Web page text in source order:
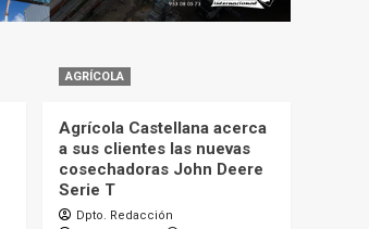
AGRÍCOLA
Agrícola Castellana acerca
a sus clientes las nuevas
cosechadoras John Deere
Serie T
Dpto. Redacción